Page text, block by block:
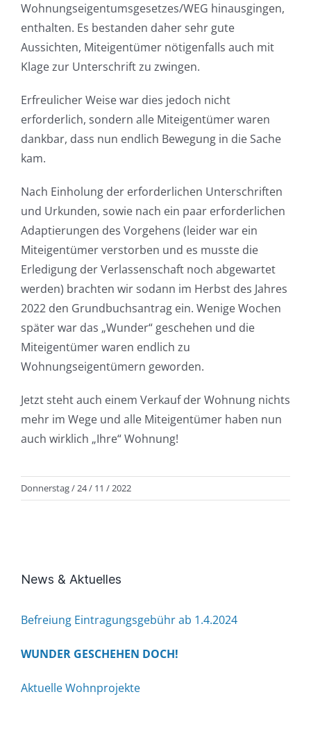
Wohnungseigentumsgesetzes/WEG hinausgingen,
enthalten. Es bestanden daher sehr gute
Aussichten, Miteigentümer nötigenfalls auch mit
Klage zur Unterschrift zu zwingen.
Erfreulicher Weise war dies jedoch nicht
erforderlich, sondern alle Miteigentümer waren
dankbar, dass nun endlich Bewegung in die Sache
kam.
Nach Einholung der erforderlichen Unterschriften
und Urkunden, sowie nach ein paar erforderlichen
Adaptierungen des Vorgehens (leider war ein
Miteigentümer verstorben und es musste die
Erledigung der Verlassenschaft noch abgewartet
werden) brachten wir sodann im Herbst des Jahres
2022 den Grundbuchsantrag ein. Wenige Wochen
später war das „Wunder“ geschehen und die
Miteigentümer waren endlich zu
Wohnungseigentümern geworden.
Jetzt steht auch einem Verkauf der Wohnung nichts
mehr im Wege und alle Miteigentümer haben nun
auch wirklich „Ihre“ Wohnung!
Donnerstag / 24 / 11 / 2022
News & Aktuelles
Befreiung Eintragungsgebühr ab 1.4.2024
WUNDER GESCHEHEN DOCH!
Aktuelle Wohnprojekte